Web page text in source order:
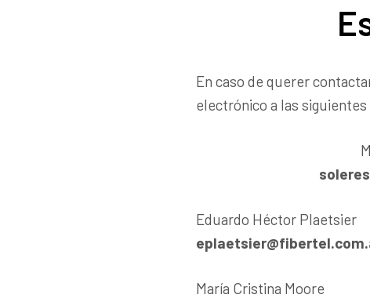
En caso de querer
electrónico a las
Eduardo Héctor Plaetsier
María Cristina Moore